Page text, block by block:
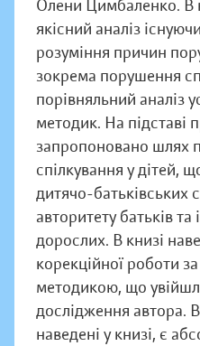
Олени Цимбаленко. В
якісний аналіз
розуміння причин
зокрема порушення
порівняльний аналіз
методик. На підставі
запропоновано шлях
спілкування у дітей,
дитячо-батьківських
авторитету батьків
дорослих. В книзі
корекційної роботи
методикою, що
дослідження автора.
наведені у книзі, є